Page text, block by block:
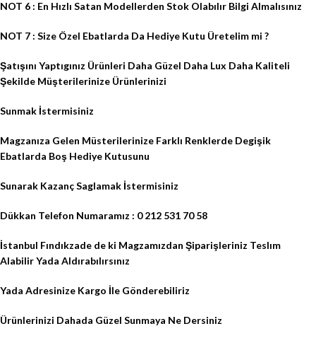
NOT 6 : En Hızlı Satan Modellerden Stok Olabılır Bilgi Almalısınız
NOT 7 : Size Özel Ebatlarda Da Hediye Kutu Üretelim mi ?
Şatışını Yaptıgınız Ürünleri Daha Güzel Daha Lux Daha Kaliteli
Şekilde Müşterilerinize Ürünlerinizi
Sunmak İstermisiniz
Magzanıza Gelen Müsterilerinize Farklı Renklerde Degişik
Ebatlarda Boş Hediye Kutusunu
Sunarak Kazanç Saglamak İstermisiniz
Dükkan Telefon Numaramız : 0 212 531 70 58
İstanbul Fındıkzade de ki Magzamızdan Şiparişleriniz Teslım
Alabilir Yada Aldırabılırsınız
Yada Adresinize Kargo İle Gönderebiliriz
Ürünlerinizi Dahada Güzel Sunmaya Ne Dersiniz